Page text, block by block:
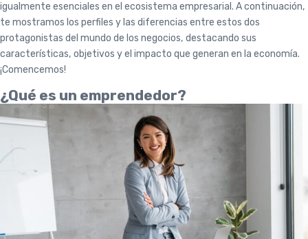
igualmente esenciales en el ecosistema empresarial. A continuación,
te mostramos los perfiles y las diferencias entre estos dos
protagonistas del mundo de los negocios, destacando sus
características, objetivos y el impacto que generan en la economía.
¡Comencemos!
¿Qué es un emprendedor?